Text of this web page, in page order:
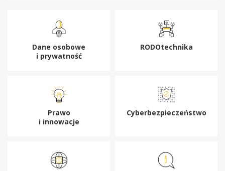
Dane osobowe
i prywatność
RODOtechnika
Prawo
i innowacje
Cyberbezpieczeństwo